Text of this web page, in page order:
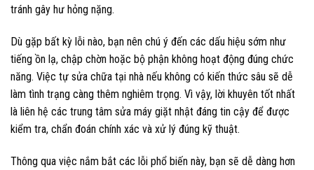
tránh gây hư hỏng nặng.
Dù gặp bất kỳ lỗi nào, bạn nên chú ý đến các dấu hiệu sớm như
tiếng ồn lạ, chập chờn hoặc bộ phận không hoạt động đúng chức
năng. Việc tự sửa chữa tại nhà nếu không có kiến thức sâu sẽ dễ
làm tình trạng càng thêm nghiêm trọng. Vì vậy, lời khuyên tốt nhất
là liên hệ các trung tâm sửa máy giặt nhật đáng tin cậy để được
kiểm tra, chẩn đoán chính xác và xử lý đúng kỹ thuật.
Thông qua việc nắm bắt các lỗi phổ biến này, bạn sẽ dễ dàng hơn